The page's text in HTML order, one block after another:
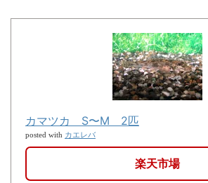
カマツカ S〜M 2匹
posted with カエレバ
楽天市場